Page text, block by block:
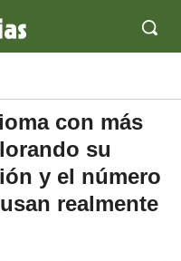
con más
su
y el número
realmente